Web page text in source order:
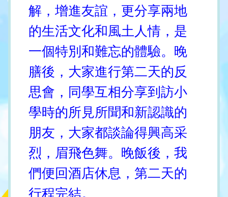
解，增進友誼，更分享兩地
的生活文化和風土人情，是
一個特別和難忘的體驗。晚
膳後，大家進行第二天的反
思會，同學互相分享到訪小
學時的所見所聞和新認識的
朋友，大家都談論得興高采
烈，眉飛色舞。晚飯後，我
們便回酒店休息，第二天的